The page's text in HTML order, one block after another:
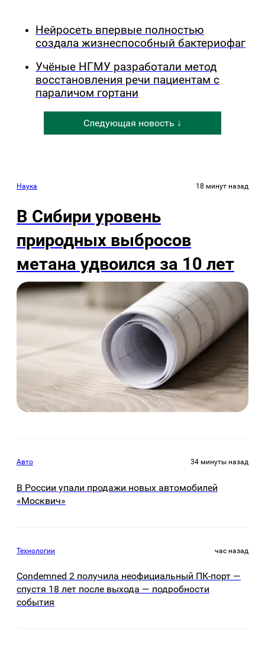
Нейросеть впервые полностью
создала жизнеспособный бактериофаг
Учёные НГМУ разработали метод
восстановления речи пациентам с
параличом гортани
Следующая новость ↓
Наука 18 минут назад
В Сибири уровень
природных выбросов
метана удвоился за 10 лет
Авто 34 минуты назад
В России упали продажи новых автомобилей
«Москвич»
Технологии час назад
Condemned 2 получила неофициальный ПК-порт —
спустя 18 лет после выхода — подробности
события